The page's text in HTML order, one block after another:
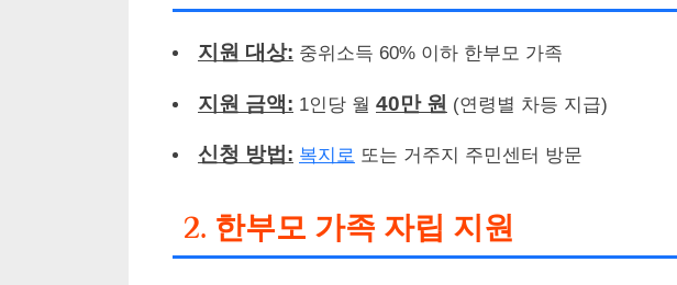
지원 대상: 중위소득 60% 이하 한부모 가족
지원 금액: 1인당 월 40만 원 (연령별 차등 지급)
신청 방법: 복지로 또는 거주지 주민센터 방문
2. 한부모 가족 자립 지원